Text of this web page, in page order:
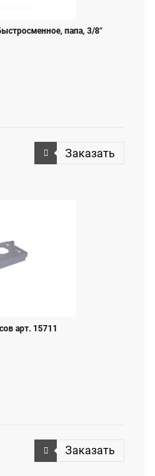
папа, 3/8"
Заказать
арт. 15711
Заказать